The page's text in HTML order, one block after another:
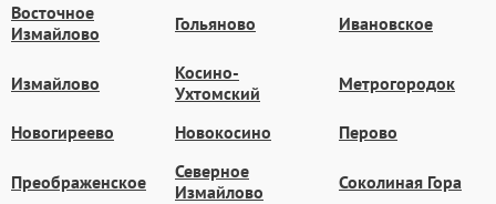
Восточное
Измайлово
Гольяново Ивановское
Измайлово
Косино-
Ухтомский
Метрогородок
Новогиреево Новокосино Перово
Преображенское
Северное
Измайлово
Соколиная Гора